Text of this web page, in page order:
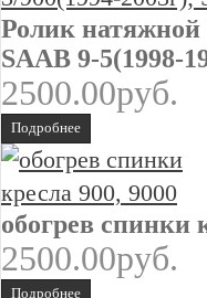
Ролик натяжной
SAAB 9-5(1998-
2500.00руб.
Подробнее
обогрев спинки
2500.00руб.
Подробнее